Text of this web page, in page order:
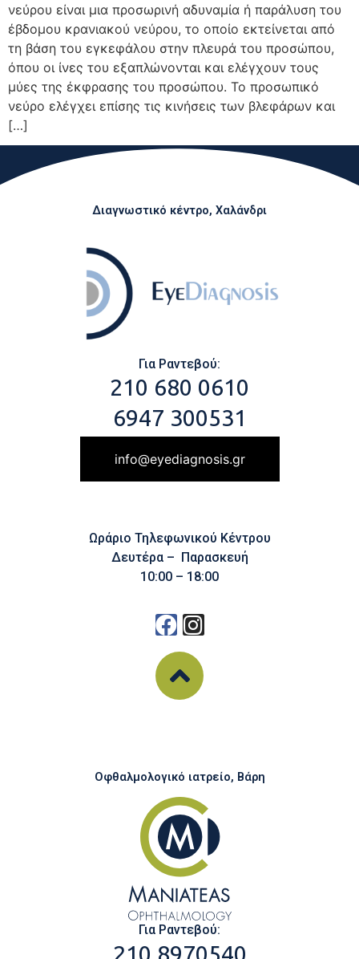
νεύρου είναι μια προσωρινή αδυναμία ή παράλυση του
έβδομου κρανιακού νεύρου, το οποίο εκτείνεται από
τη βάση του εγκεφάλου στην πλευρά του προσώπου,
όπου οι ίνες του εξαπλώνονται και ελέγχουν τους
μύες της έκφρασης του προσώπου. Το προσωπικό
νεύρο ελέγχει επίσης τις κινήσεις των βλεφάρων και
[…]
Διαγνωστικό κέντρο, Χαλάνδρι
Για Ραντεβού:
210 680 0610
6947 300531
info@eyediagnosis.gr
Ωράριο Τηλεφωνικού Κέντρου
Δευτέρα – Παρασκευή
10:00 – 18:00
Οφθαλμολογικό ιατρείο, Βάρη
Για Ραντεβού:
210 8970540